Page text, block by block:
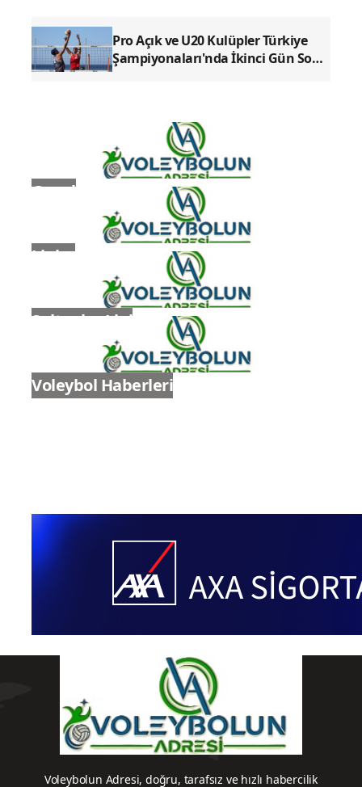
transferini resmi olarak açıkladı
2026-2027 Voleybol Sezonu Kura
Çekimi Fişekhane Galeri
Salonu'nda yapılacak
Pro Açık ve U20 Kulüpler Türkiye
Şampiyonaları'nda İkinci Gün Sona
Erdi
Voleybol Haberleri